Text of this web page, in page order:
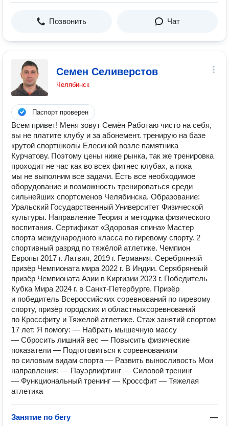
Позвонить Чат
Семен Селиверстов
Челябинск
Паспорт проверен
Всем привет! Меня зовут Семён Работаю чисто на себя,
вы не платите клубу и за абонемент. тренирую на базе
крутой спортшколы Елесиной возле памятника
Курчатову. Поэтому цены ниже рынка, так же тренировка
проходит не час как во всех фитнес клубах, а пока
мы не выполним все задачи. Есть все необходимое
оборудование и возможность тренироваться среди
сильнейших спортсменов Челябинска. Образование:
Уральский Государственный Университет Физической
культуры. Направление Теория и методика физического
воспитания. Сертификат «Здоровая спина» Мастер
спорта международного класса по гиревому спорту. 2
спортивный разряд по тяжёлой атлетике. Чемпион
Европы 2017 г. Латвия, 2019 г. Германия. Серебрянняй
призёр Чемпионата мира 2022 г. В Индии. Серябрянеый
призёр Чемпионата Азии в Киргизии 2023 г. Победитель
Кубка Мира 2024 г. в Санкт-Петербурге. Призёр
и победитель Всероссийских соревнований по гиревому
спорту, призёр городских и областныхсоревнований
по Кроссфиту и Тяжелой атлетике. Стаж занятий спортом
17 лет. Я помогу: — Набрать мышечную массу
— Сбросить лишний вес — Повысить физические
показатели — Подготовиться к соревнованиям
по силовым видам спорта — Развить выносливость Мои
направления: — Пауэрлифтинг — Силовой тренинг
— Функциональный тренинг — Кроссфит — Тяжелая
атлетика
Занятие по бегу —